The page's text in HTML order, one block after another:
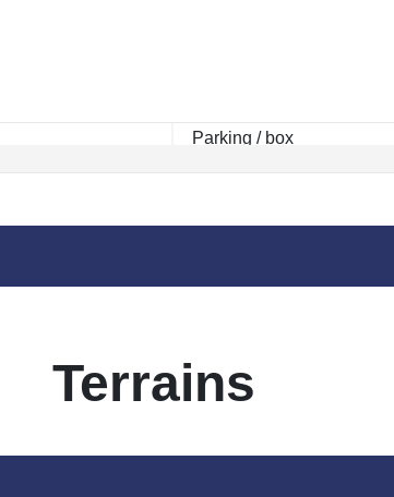
Terrains